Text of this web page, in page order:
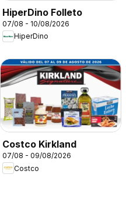
HiperDino Folleto
07/08 - 10/08/2026
HiperDino
Costco Kirkland
07/08 - 09/08/2026
Costco